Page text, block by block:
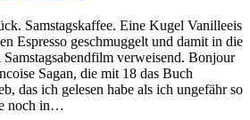
Samstagskaffee. Eine Kugel Vanilleeis
Espresso geschmuggelt und damit in die
verweisend. Bonjour
Sagan, die mit 18 das Buch
das ich gelesen habe als ich ungefähr so
noch in…